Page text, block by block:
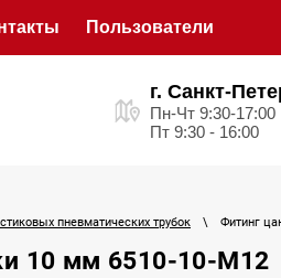
Пользователи
г. Санкт-
Пн-Чт 9:30-17:00
Пт 9:30 - 16:00
пневматических трубок \ Фитинг
10 мм 6510-10-M12